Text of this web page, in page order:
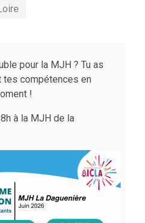
pour la MJH ? Tu as
tes compétences en
!
à la MJH de la